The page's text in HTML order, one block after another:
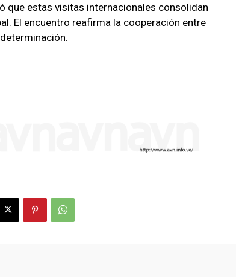
que estas visitas internacionales consolidan
El encuentro reafirma la cooperación entre